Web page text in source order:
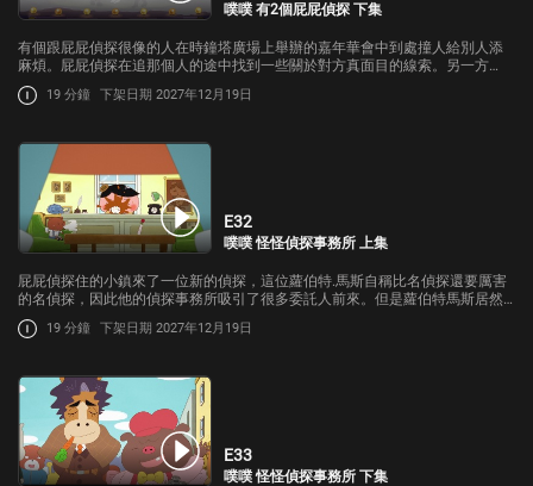
噗噗 有2個屁屁偵探 下集
有個跟屁屁偵探很像的人在時鐘塔廣場上舉辦的嘉年華會中到處撞人給別人添
麻煩。屁屁偵探在追那個人的途中找到一些關於對方真面目的線索。另一方
面，跟屁屁偵探走散的布朗遇到了一位名叫莉莉的女孩並決定幫她找回遺失的
蝴蝶結。
19 分鐘 下架日期 2027年12月19日
E32
噗噗 怪怪偵探事務所 上集
屁屁偵探住的小鎮來了一位新的偵探，這位蘿伯特.馬斯自稱比名偵探還要厲害
的名偵探，因此他的偵探事務所吸引了很多委託人前來。但是蘿伯特馬斯居然
對屁屁偵探下了戰帖…他到底是何方神聖呢?
19 分鐘 下架日期 2027年12月19日
E33
噗噗 怪怪偵探事務所 下集